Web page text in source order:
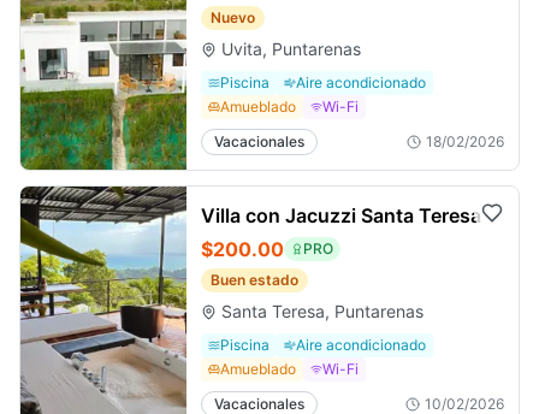
Nuevo
Uvita, Puntarenas
Piscina
Aire acondicionado
Amueblado
Wi-Fi
Vacacionales
18/02/2026
Villa con Jacuzzi Santa Teresa
$200.00
PRO
Buen estado
Santa Teresa, Puntarenas
Piscina
Aire acondicionado
Amueblado
Wi-Fi
Vacacionales
10/02/2026